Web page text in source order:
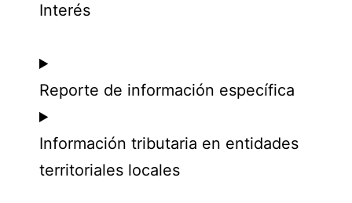
Interés
Reporte de información específica
Información tributaria en entidades
territoriales locales